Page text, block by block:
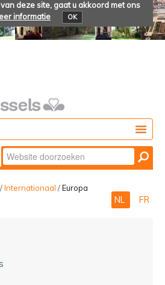
deze site, gaat u akkoord met ons
informatie OK
Zoek
Geavanceerd
zoeken...
/Internationaal /Europa
NL FR